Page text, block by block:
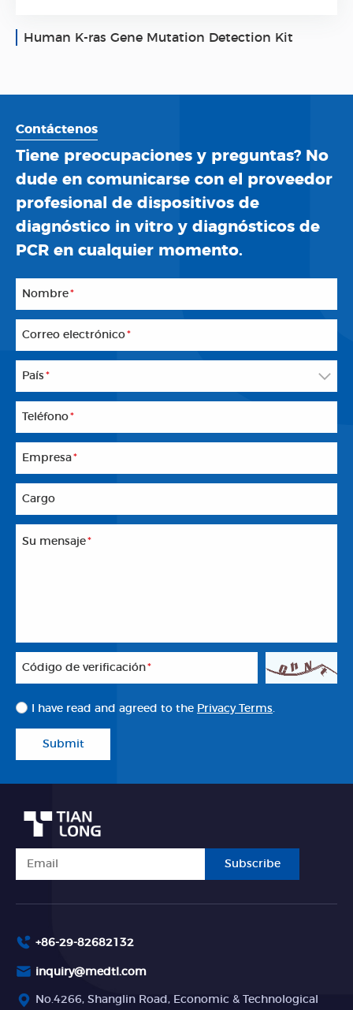
Human K-ras Gene Mutation Detection Kit
Contáctenos
Tiene preocupaciones y preguntas? No
dude en comunicarse con el proveedor
profesional de dispositivos de
diagnóstico in vitro y diagnósticos de
PCR en cualquier momento.
Nombre*
Correo electrónico*
País *
Teléfono*
Empresa*
Cargo
Su mensaje*
Código de verificación*
I have read and agreed to the Privacy Terms.
Submit
Subscribe
+86-29-82682132
inquiry@medtl.com
No.4266, Shanglin Road, Economic & Technological